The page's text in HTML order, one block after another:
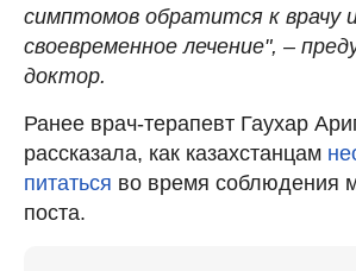
симптомов обратится к врачу
своевременное лечение", –
доктор.
Ранее врач-терапевт Гаухар
рассказала, как казахстанцам
питаться во время соблюдения
поста.